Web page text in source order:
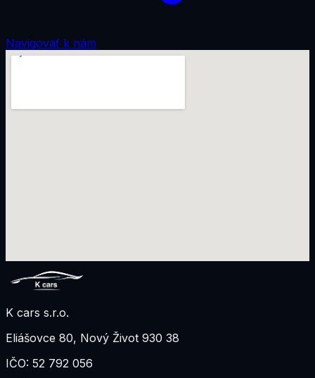
Navigovať k nám
K cars s.r.o.
Eliášovce 80, Nový Život 930 38
IČO: 52 792 056